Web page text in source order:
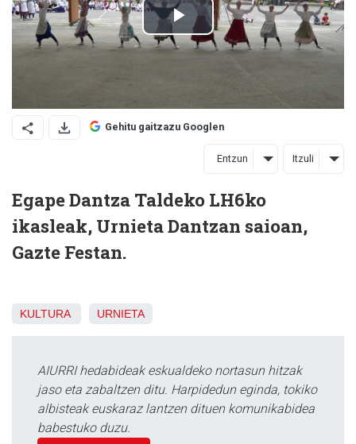
Gehitu gaitzazu Googlen
Entzun Itzuli
Egape Dantza Taldeko LH6ko
ikasleak, Urnieta Dantzan saioan,
Gazte Festan.
KULTURA URNIETA
AIURRI hedabideak eskualdeko nortasun hitzak
jaso eta zabaltzen ditu. Harpidedun eginda, tokiko
albisteak euskaraz lantzen dituen komunikabidea
babestuko duzu.